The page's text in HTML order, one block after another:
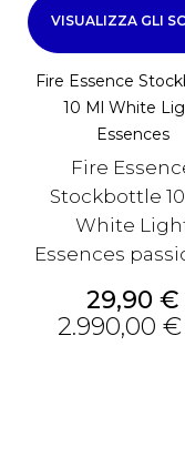
VISUALIZZA GLI
Fire Essence
10 Ml White
Essences
Fire
Stockbottle
White
Essences
Prezzo
29,90 €
2.990,00 €